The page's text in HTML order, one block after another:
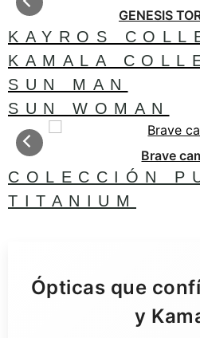
GENESIS
KAYROS
KAMALA
SUN MAN
SUN WOMAN
Brave
COLECCIÓN
TITANIUM
Ópticas que
y